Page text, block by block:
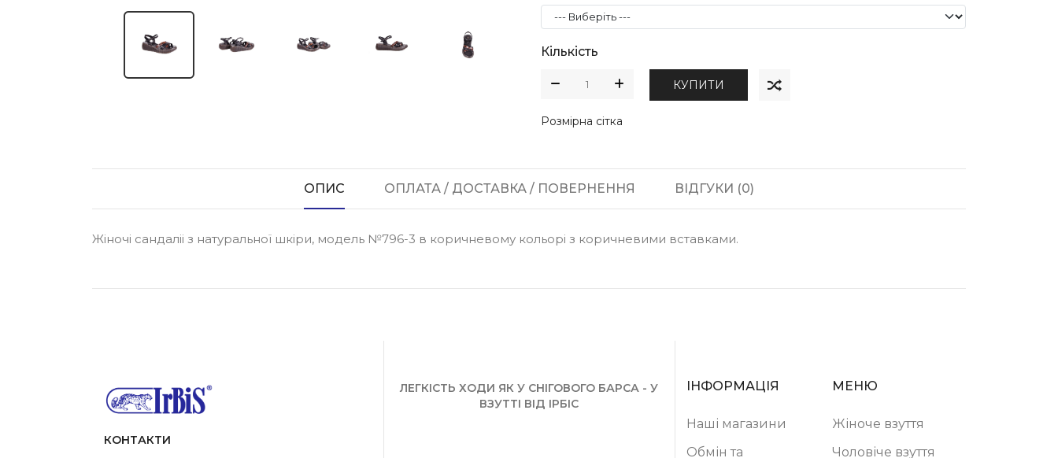
Кількість
КУПИТИ
Розмірна сітка
ОПИС ОПЛАТА / ДОСТАВКА / ПОВЕРНЕННЯ ВІДГУКИ (0)
Жіночі сандаліі з натуральної шкіри, модель №796-3 в коричневому кольорі з коричневими вставками.
КОНТАКТИ
ЛЕГКІСТЬ ХОДИ ЯК У СНІГОВОГО БАРСА - У
ВЗУТТІ ВІД ІРБІС
ІНФОРМАЦІЯ
Наші магазини
Обмін та
МЕНЮ
Жіноче взуття
Чоловіче взуття